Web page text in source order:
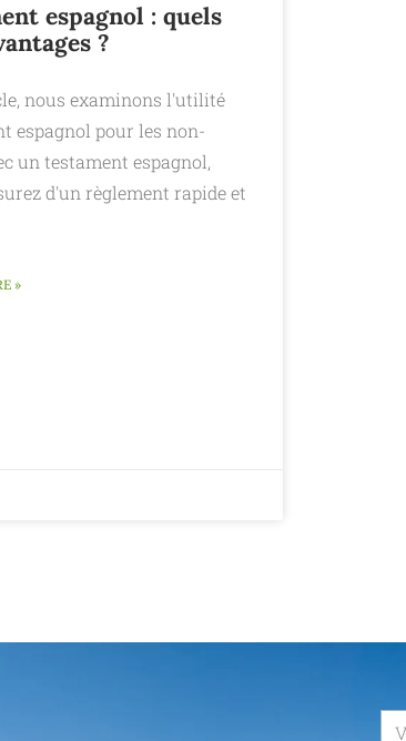
espagnol : quels
?
nous examinons l'utilité
espagnol pour les non-
un testament espagnol,
d'un règlement rapide et
»